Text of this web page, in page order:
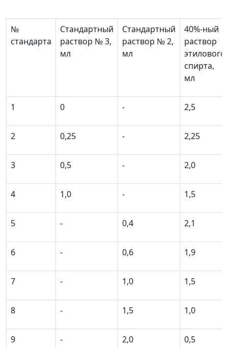
№
стандарта
Стандартный
раствор № 3,
мл
Стандартный
раствор № 2,
мл
40%-ный
раствор
этилового
спирта,
мл
1 0 - 2,5
2 0,25 - 2,25
3 0,5 - 2,0
4 1,0 - 1,5
5 - 0,4 2,1
6 - 0,6 1,9
7 - 1,0 1,5
8 - 1,5 1,0
9 - 2,0 0,5